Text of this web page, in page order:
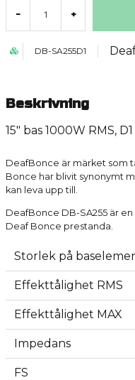
- +
DB-SA255D1
Beskrivning
15" bas 1000W RMS, D1
DeafBonce är märket som
Bonce har blivit synonymt
kan leva upp till.
DeafBonce DB-SA255 är en
Deaf Bonce prestanda.
Storlek på
Effekttålighet RMS
Effekttålighet MAX
Impedans
FS